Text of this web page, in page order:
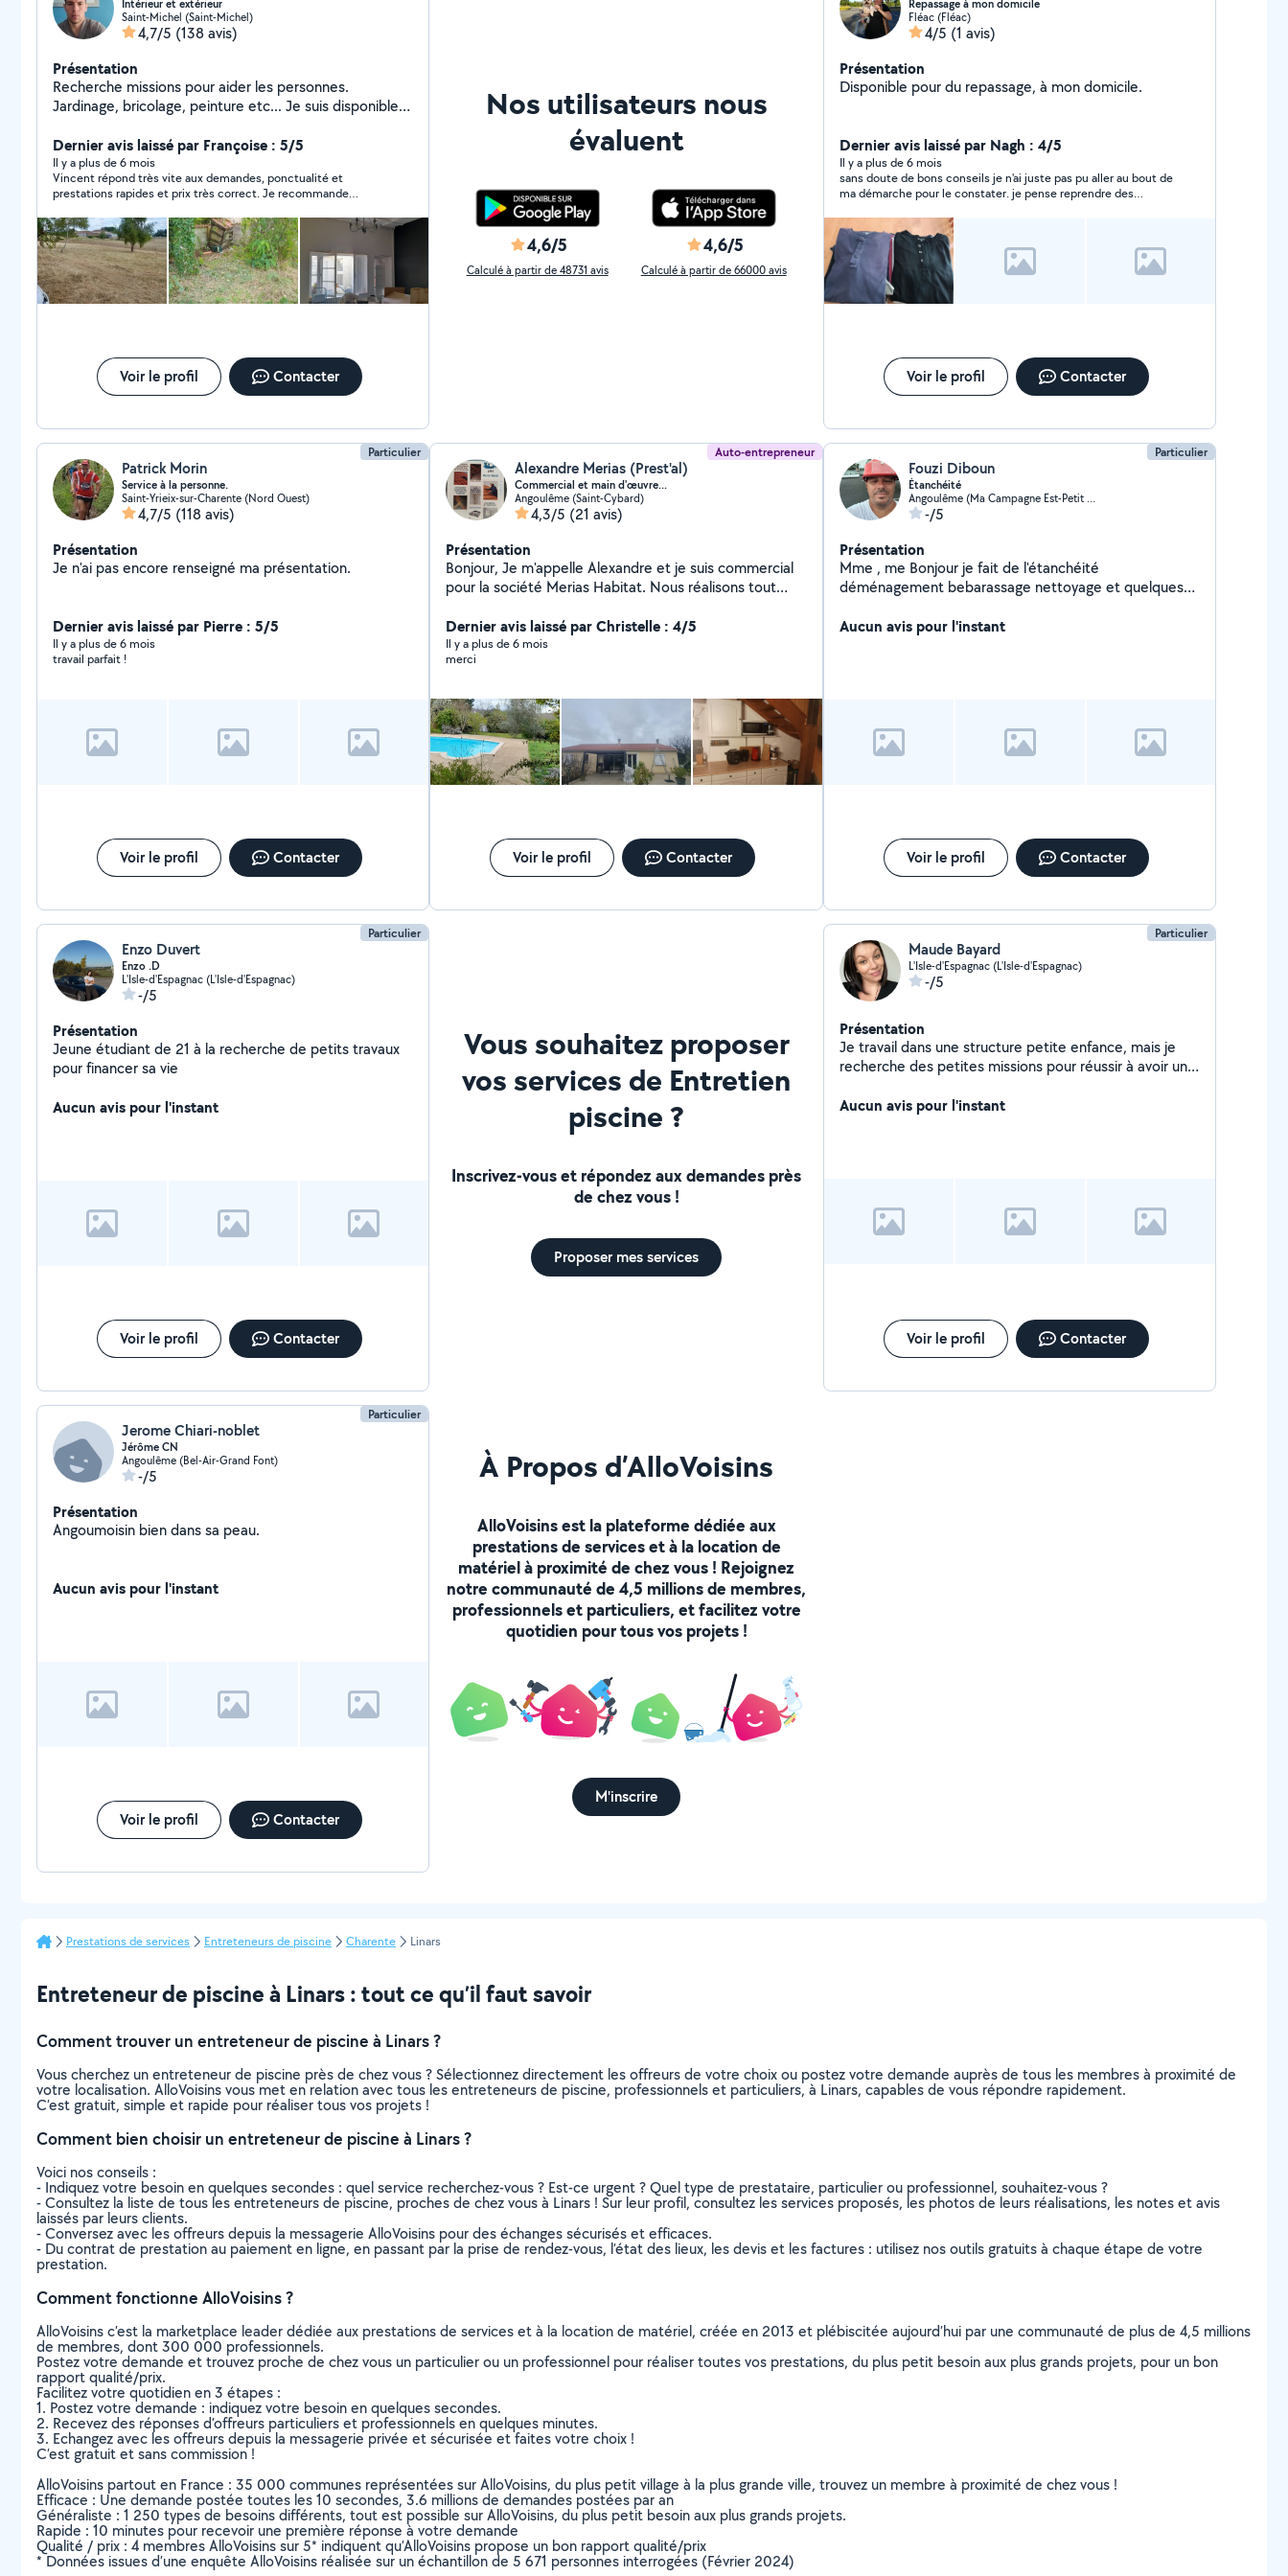
Intérieur et extérieur
Saint-Michel (Saint-Michel)
4,7/5 (138 avis)
Présentation
Recherche missions pour aider les personnes.
Jardinage, bricolage, peinture etc... Je suis disponible
Dernier avis laissé par Françoise : 5/5
Il y a plus de 6 mois
Vincent répond très vite aux demandes, ponctualité et
prestations rapides et prix très correct. Je recommande
Voir le profil Contacter
Nos utilisateurs nous
évaluent
4,6/5
Calculé à partir de 48731 avis
4,6/5
Calculé à partir de 66000 avis
Repassage à mon domicile
Fléac (Fléac)
4/5 (1 avis)
Présentation
Disponible pour du repassage, à mon domicile.
Dernier avis laissé par Nagh : 4/5
Il y a plus de 6 mois
sans doute de bons conseils je n'ai juste pas pu aller au bout de
ma démarche pour le constater. je pense reprendre des
contact
Voir le profil Contacter
Particulier
Patrick Morin
Service à la personne.
Saint-Yrieix-sur-Charente (Nord Ouest)
4,7/5 (118 avis)
Présentation
Je n'ai pas encore renseigné ma présentation.
Dernier avis laissé par Pierre : 5/5
Il y a plus de 6 mois
travail parfait !
Voir le profil Contacter
Auto-entrepreneur
Alexandre Merias (Prest'al)
Commercial et main d'œuvre...
Angoulême (Saint-Cybard)
4,3/5 (21 avis)
Présentation
Bonjour, Je m'appelle Alexandre et je suis commercial
pour la société Merias Habitat. Nous réalisons tout
démoussage de toiture, l'isolation, la ventilation et le
placoplâtre. N'hésitez pas à me contacter pour tout
type de projet. Nous saurons vous apporter les
maîtriserions pas un domaine en particulier.
Dernier avis laissé par Christelle : 4/5
Il y a plus de 6 mois
merci
Voir le profil Contacter
Particulier
Fouzi Diboun
Étanchéité
Angoulême (Ma Campagne Est-Petit Fresquet)
-/5
Présentation
Mme , me Bonjour je fait de l'étanchéité
déménagement bebarassage nettoyage et quelques
Aucun avis pour l'instant
Voir le profil Contacter
Particulier
Enzo Duvert
Enzo .D
L'Isle-d'Espagnac (L'Isle-d'Espagnac)
-/5
Présentation
Jeune étudiant de 21 à la recherche de petits travaux
pour financer sa vie
Aucun avis pour l'instant
Voir le profil Contacter
Vous souhaitez proposer
vos services de Entretien
piscine ?
Inscrivez-vous et répondez aux demandes près
de chez vous !
Proposer mes services
Particulier
Maude Bayard
L'Isle-d'Espagnac (L'Isle-d'Espagnac)
-/5
Présentation
Je travail dans une structure petite enfance, mais je
recherche des petites missions pour réussir à avoir un
grâce à mes diplômes ainsi qu'à mes différents
besoin.
Aucun avis pour l'instant
Voir le profil Contacter
Particulier
Jerome Chiari-noblet
Jérôme CN
Angoulême (Bel-Air-Grand Font)
-/5
Présentation
Angoumoisin bien dans sa peau.
Aucun avis pour l'instant
Voir le profil Contacter
À Propos d’AlloVoisins
AlloVoisins est la plateforme dédiée aux
prestations de services et à la location de
matériel à proximité de chez vous ! Rejoignez
notre communauté de 4,5 millions de membres,
professionnels et particuliers, et facilitez votre
quotidien pour tous vos projets !
M'inscrire
Prestations de services Entreteneurs de piscine Charente Linars
Entreteneur de piscine à Linars : tout ce qu’il faut savoir
Comment trouver un entreteneur de piscine à Linars ?
Vous cherchez un entreteneur de piscine près de chez vous ? Sélectionnez directement les offreurs de votre choix ou postez votre demande auprès de tous les membres à proximité de
votre localisation. AlloVoisins vous met en relation avec tous les entreteneurs de piscine, professionnels et particuliers, à Linars, capables de vous répondre rapidement.
C’est gratuit, simple et rapide pour réaliser tous vos projets !
Comment bien choisir un entreteneur de piscine à Linars ?
Voici nos conseils :
- Indiquez votre besoin en quelques secondes : quel service recherchez-vous ? Est-ce urgent ? Quel type de prestataire, particulier ou professionnel, souhaitez-vous ?
- Consultez la liste de tous les entreteneurs de piscine, proches de chez vous à Linars ! Sur leur profil, consultez les services proposés, les photos de leurs réalisations, les notes et avis
laissés par leurs clients.
- Conversez avec les offreurs depuis la messagerie AlloVoisins pour des échanges sécurisés et efficaces.
- Du contrat de prestation au paiement en ligne, en passant par la prise de rendez-vous, l’état des lieux, les devis et les factures : utilisez nos outils gratuits à chaque étape de votre
prestation.
Comment fonctionne AlloVoisins ?
AlloVoisins c’est la marketplace leader dédiée aux prestations de services et à la location de matériel, créée en 2013 et plébiscitée aujourd’hui par une communauté de plus de 4,5 millions
de membres, dont 300 000 professionnels.
Postez votre demande et trouvez proche de chez vous un particulier ou un professionnel pour réaliser toutes vos prestations, du plus petit besoin aux plus grands projets, pour un bon
rapport qualité/prix.
Facilitez votre quotidien en 3 étapes :
1. Postez votre demande : indiquez votre besoin en quelques secondes.
2. Recevez des réponses d’offreurs particuliers et professionnels en quelques minutes.
3. Echangez avec les offreurs depuis la messagerie privée et sécurisée et faites votre choix !
C’est gratuit et sans commission !
AlloVoisins partout en France : 35 000 communes représentées sur AlloVoisins, du plus petit village à la plus grande ville, trouvez un membre à proximité de chez vous !
Efficace : Une demande postée toutes les 10 secondes, 3.6 millions de demandes postées par an
Généraliste : 1 250 types de besoins différents, tout est possible sur AlloVoisins, du plus petit besoin aux plus grands projets.
Rapide : 10 minutes pour recevoir une première réponse à votre demande
Qualité / prix : 4 membres AlloVoisins sur 5* indiquent qu’AlloVoisins propose un bon rapport qualité/prix
* Données issues d’une enquête AlloVoisins réalisée sur un échantillon de 5 671 personnes interrogées (Février 2024)